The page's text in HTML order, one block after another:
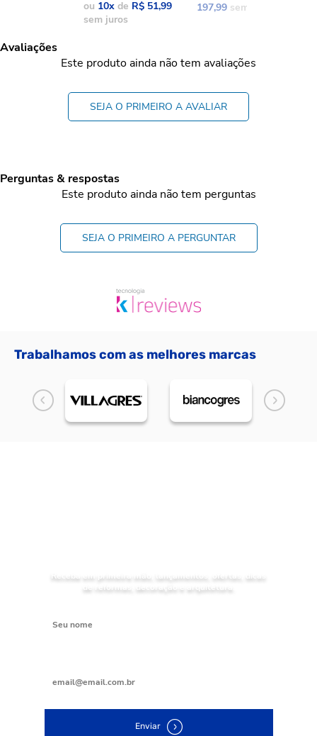
ou 10xde R$ 51,99
sem juros
197,99sem juros
Avaliações
Este produto ainda não tem avaliações
SEJA O PRIMEIRO A AVALIAR
Perguntas & respostas
Este produto ainda não tem perguntas
SEJA O PRIMEIRO A PERGUNTAR
Trabalhamos com as melhores marcas
Receba em primeira mão, lançamentos, ofertas, dicas
de reformas, decoração e arquitetura.
Enviar